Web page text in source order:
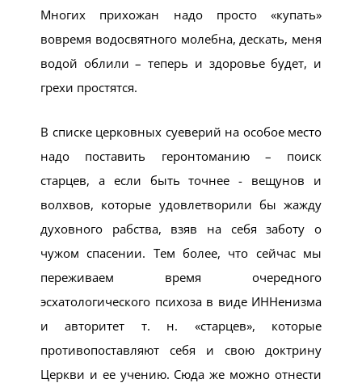
Многих прихожан надо просто «купать»
вовремя водосвятного молебна, дескать, меня
водой облили – теперь и здоровье будет, и
грехи простятся.
В списке церковных суеверий на особое место
надо поставить геронтоманию – поиск
старцев, а если быть точнее - вещунов и
волхвов, которые удовлетворили бы жажду
духовного рабства, взяв на себя заботу о
чужом спасении. Тем более, что сейчас мы
переживаем время очередного
эсхатологического психоза в виде ИННенизма
и авторитет т. н. «старцев», которые
противопоставляют себя и свою доктрину
Церкви и ее учению. Сюда же можно отнести